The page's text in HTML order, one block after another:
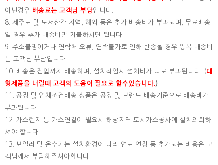
아닌경우 배송료는 고객님 부담입니다.
8. 제주도 및 도서산간 지역, 해외 등은 추가 배송비가 부과되며, 무료배송
일 경우 추가 배송비만 지불하시면 됩니다.
9. 주소불명이거나 연락처 오류, 연락불가로 인해 반송될 경우 왕복 배송비
는 고객님 부담입니다.
10. 배송은 집앞까지 배송하며, 설치작업시 설치비가 따로 부과됩니다. (대
형제품을 내릴때 고객의 도움이 필요로 할수있습니다. )
11. 공장 및 업체조건배송 상품은 공장 및 브랜드 배송기준으로 배송비가
부과됩니다.
12. 가스렌지 등 가스연결이 필요시 해당지역 도시가스공사에 설치의뢰하
셔야 합니다.
13. 보일러 및 온수기는 설치환경에 따라 연도 연장 등 추가되는 비용은 고
객님께서 부담해주셔야합니다.